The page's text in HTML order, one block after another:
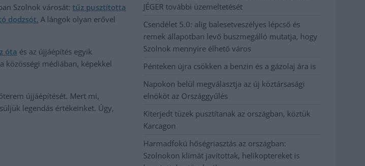
Szolnok városát: tűz pusztította
dodzsót. A lángok olyan erővel
óta és az újjáépítés egyik
közösségi médiában, képekkel
újjáépítését. Mert mi,
legendás értékeinket. Úgy,
JÉGER további üzemeltetését
Csendélet 5.0: alig balesetveszélyes lépcső és
remek állapotban levő buszmegálló mutatja, hogy
Szolnok mennyire élhető város
Pénteken újra csökken a benzin és a gázolaj ára is
Napokon belül megválasztja az új köztársasági
elnököt az Országgyűlés
Kiterjedt tüzek pusztítanak az országban, köztük
Karcagon
Harmadfokú hőségriasztás az országban:
Szolnokon klímát javítottak, helikoptereket is